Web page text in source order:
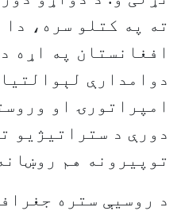
ته په کتلو سره، دا
افغانستان په اړه
دوامدارې
امپراتورۍ او
دورې د ستراتیژیو
توپیرونه هم
د روسیې ستره